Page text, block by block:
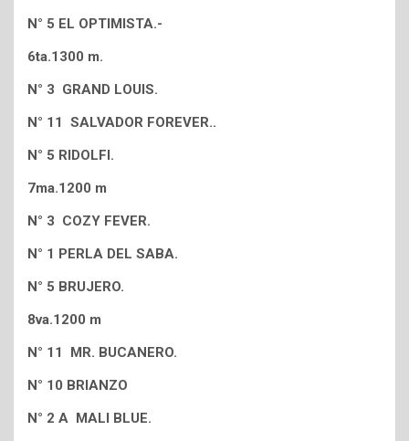
N° 5 EL OPTIMISTA.-
6ta.1300 m.
N° 3 GRAND LOUIS.
N° 11 SALVADOR FOREVER..
N° 5 RIDOLFI.
7ma.1200 m
N° 3 COZY FEVER.
N° 1 PERLA DEL SABA.
N° 5 BRUJERO.
8va.1200 m
N° 11 MR. BUCANERO.
N° 10 BRIANZO
N° 2 A MALI BLUE.